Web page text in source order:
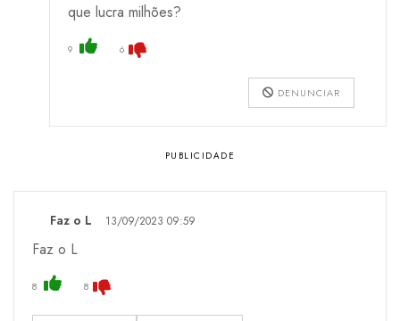
que lucra milhões?
9 6
DENUNCIAR
Faz o L 13/09/2023 09:59
Faz o L
8 8